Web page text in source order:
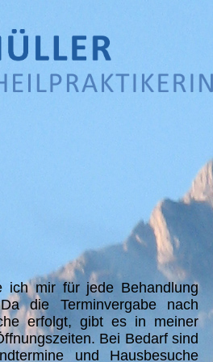
ich mir für jede Behandlung
die Terminvergabe nach
erfolgt, gibt es in meiner
Bei Bedarf sind
und Hausbesuche